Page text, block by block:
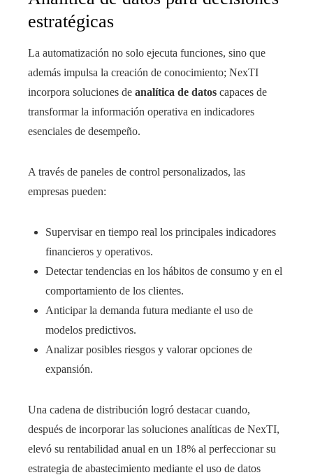
estratégicas
La automatización no solo ejecuta funciones, sino que
además impulsa la creación de conocimiento; NexTI
incorpora soluciones de analítica de datos capaces de
transformar la información operativa en indicadores
esenciales de desempeño.
A través de paneles de control personalizados, las
empresas pueden:
Supervisar en tiempo real los principales indicadores
financieros y operativos.
Detectar tendencias en los hábitos de consumo y en el
comportamiento de los clientes.
Anticipar la demanda futura mediante el uso de
modelos predictivos.
Analizar posibles riesgos y valorar opciones de
expansión.
Una cadena de distribución logró destacar cuando,
después de incorporar las soluciones analíticas de NexTI,
elevó su rentabilidad anual en un 18% al perfeccionar su
estrategia de abastecimiento mediante el uso de datos